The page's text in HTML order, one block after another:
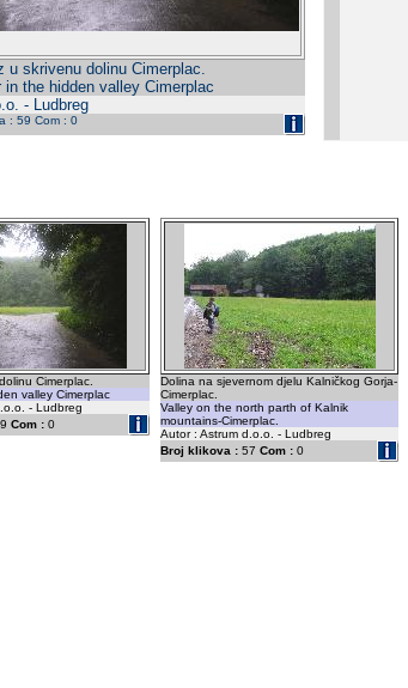
u skrivenu dolinu Cimerplac.
in the hidden valley Cimerplac
- Ludbreg
: 59 Com : 0
Cimerplac.
valley Cimerplac
- Ludbreg
Com : 0
Dolina na sjevernom djelu Kalničkog Gorja-
Cimerplac.
Valley on the north parth of Kalnik
mountains-Cimerplac.
Autor : Astrum d.o.o. - Ludbreg
Broj klikova : 57 Com : 0